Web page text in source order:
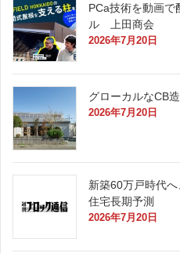
PCa技術を動画で
ル 上田商会
2026年7月20日
グローカルなCB
2026年7月20日
新築60万戸時代
住宅長期予測
2026年7月20日